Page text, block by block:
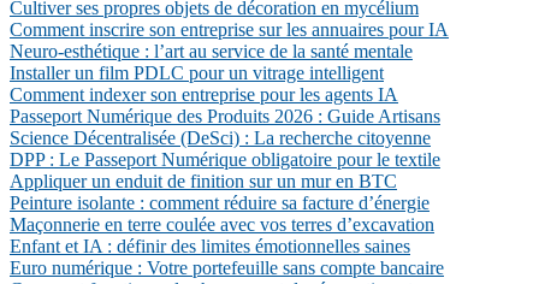
Cultiver ses propres objets de décoration en mycélium
Comment inscrire son entreprise sur les annuaires pour IA
Neuro-esthétique : l’art au service de la santé mentale
Installer un film PDLC pour un vitrage intelligent
Comment indexer son entreprise pour les agents IA
Passeport Numérique des Produits 2026 : Guide Artisans
Science Décentralisée (DeSci) : La recherche citoyenne
DPP : Le Passeport Numérique obligatoire pour le textile
Appliquer un enduit de finition sur un mur en BTC
Peinture isolante : comment réduire sa facture d’énergie
Maçonnerie en terre coulée avec vos terres d’excavation
Enfant et IA : définir des limites émotionnelles saines
Euro numérique : Votre portefeuille sans compte bancaire